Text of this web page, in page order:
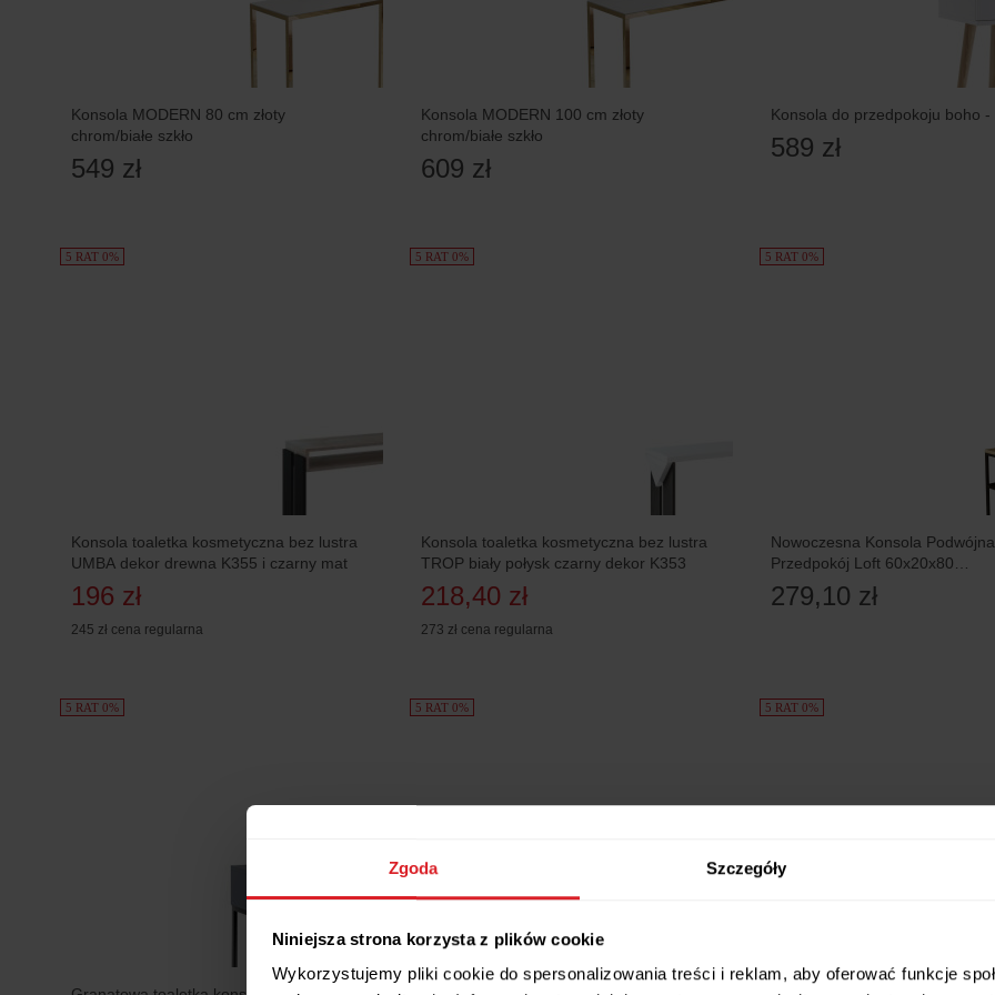
Zgoda Szczegóły
Niniejsza strona korzysta z plików cookie
Wykorzystujemy pliki cookie do spersonalizowania treści i reklam, aby oferować funkcje
Konsola MODERN 80 cm złoty
chrom/białe szkło
549 zł
Konsola MODERN 100 cm złoty
chrom/białe szkło
609 zł
Konsola do przedpokoju boho -
589 zł
5 RAT 0%
Konsola toaletka kosmetyczna bez lustra
UMBA dekor drewna K355 i czarny mat
196 zł
245 zł cena regularna
5 RAT 0%
Konsola toaletka kosmetyczna bez lustra
TROP biały połysk czarny dekor K353
218,40 zł
273 zł cena regularna
5 RAT 0%
Nowoczesna Konsola Podwójna
Przedpokój Loft 60x20x80
Czarna+Dąb Lancelot
279,10 zł
5 RAT 0% 5 RAT 0% 5 RAT 0%
dostępne warianty